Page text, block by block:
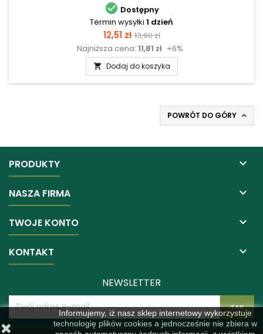
 Dostępny
Termin wysyłki 1 dzień
Cena
12,51 zł Cena
podstawowa
13,90 zł
Najniższa cena: 11,81 zł +6%
 Dodaj do koszyka
POWRÓT DO GÓRY 
PRODUKTY 
NASZA FIRMA 
TWOJE KONTO 
KONTAKT 
Informujemy, iż nasz sklep internetowy wykorzystuje
technologię plików cookies a jednocześnie nie zbiera w
NEWSLETTER